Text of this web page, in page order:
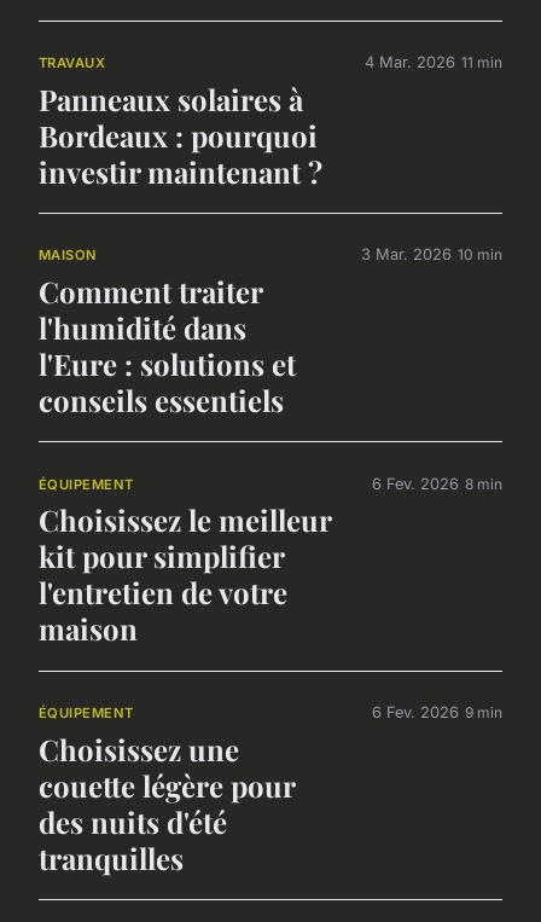
TRAVAUX
Panneaux solaires à
Bordeaux : pourquoi
investir maintenant ?
4 Mar. 2026 11 min
MAISON
Comment traiter
l'humidité dans
l'Eure : solutions et
conseils essentiels
3 Mar. 2026 10 min
ÉQUIPEMENT
Choisissez le meilleur
kit pour simplifier
l'entretien de votre
maison
6 Fev. 2026 8 min
ÉQUIPEMENT
Choisissez une
couette légère pour
des nuits d'été
tranquilles
6 Fev. 2026 9 min